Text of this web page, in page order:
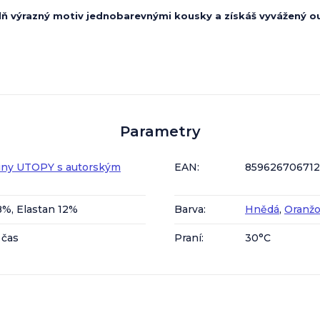
výrazný motiv jednobarevnými kousky a získáš vyvážený
Parametry
UTOPY s autorským EAN:
Elastan 12% Barva: Hnědá,
Praní: 30°C